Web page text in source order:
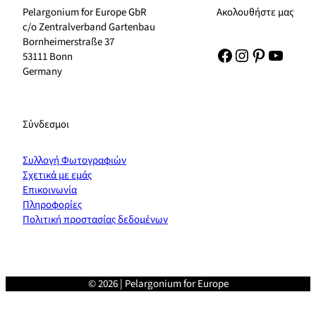
Pelargonium for Europe GbR
c/o Zentralverband Gartenbau
Bornheimerstraße 37
53111 Bonn
Germany
Ακολουθήστε μας
Facebook
Instagram
Pinterest
Σύνδεσμοι
Συλλογή Φωτογραφιών
Σχετικά με εμάς
Επικοινωνία
Πληροφορίες
Πολιτική προστασίας δεδομένων
© 2026 | Pelargonium for Europe